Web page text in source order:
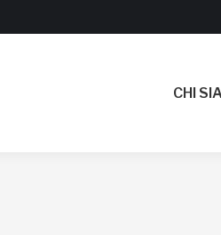
CHI